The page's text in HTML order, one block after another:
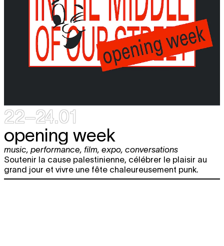
22–24.01
opening week
music performance film expo conversations
Soutenir la cause palestinienne, célébrer le plaisir au
grand jour et vivre une fête chaleureusement punk.